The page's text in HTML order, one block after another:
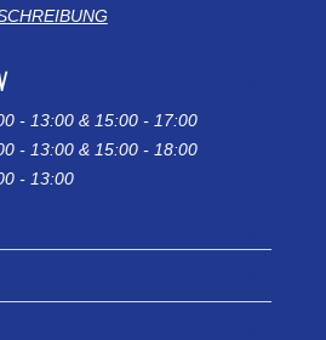
- 13:00 & 15:00 - 17:00
- 13:00 & 15:00 - 18:00
- 13:00